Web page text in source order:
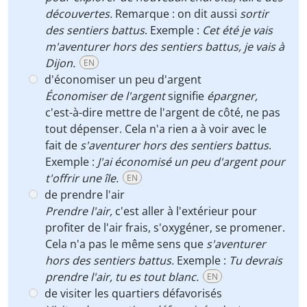
découvertes. Remarque : on dit aussi sortir
des sentiers battus. Exemple : Cet été je vais
m'aventurer hors des sentiers battus, je vais à
Dijon.
EN
d'économiser un peu d'argent
Économiser de l'argentsignifie épargner,
c'est-à-dire mettre de l'argent de côté, ne pas
tout dépenser. Cela n'a rien a à voir avec le
fait de s'aventurer hors des sentiers battus.
Exemple : J'ai économisé un peu d'argent pour
t'offrir une île.
EN
de prendre l'air
Prendre l'air, c'est aller à l'extérieur pour
profiter de l'air frais, s'oxygéner, se promener.
Cela n'a pas le même sens que s'aventurer
hors des sentiers battus. Exemple : Tu devrais
prendre l'air, tu es tout blanc.
EN
de visiter les quartiers défavorisés